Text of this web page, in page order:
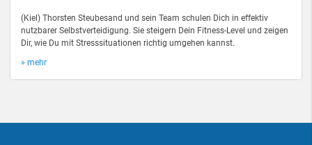
(Kiel) Thorsten Steubesand und sein Team schulen Dich in effektiv
nutzbarer Selbstverteidigung. Sie steigern Dein Fitness-Level und zeigen
Dir, wie Du mit Stresssituationen richtig umgehen kannst.
» mehr